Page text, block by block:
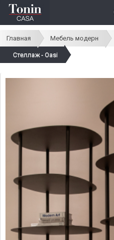
Главная Мебель модерн
Стеллаж - Oasi